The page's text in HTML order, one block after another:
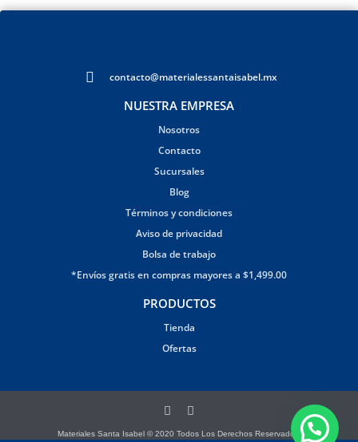
contacto@materialessantaisabel.mx
NUESTRA EMPRESA
Nosotros
Contacto
Sucursales
Blog
Términos y condiciones
Aviso de privacidad
Bolsa de trabajo
*Envíos gratis en compras mayores a $1,499.00
PRODUCTOS
Tienda
Ofertas
Materiales Santa Isabel © 2020 Todos Los Derechos Reservados.